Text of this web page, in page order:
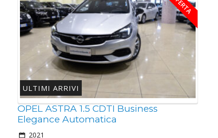
ULTIMI ARRIVI
OPEL ASTRA 1.5 CDTI Business
Elegance Automatica
2021